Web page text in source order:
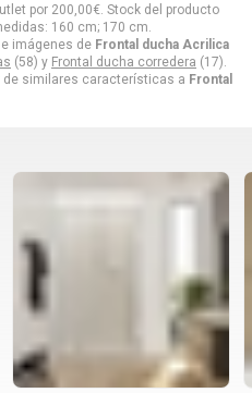
por 200,00€ . Stock del producto
160 cm; 170 cm.
imágenes de Frontal ducha Acrilica
(58) y Frontal ducha corredera (17).
de similares características a Frontal